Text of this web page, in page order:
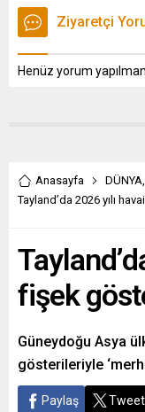
Ziyaretçi
Henüz yorum
Anasayfa DÜNYA,
Tayland’da 2026 yılı
fişek
Güneydoğu Asya
gösterileriyle
Paylaş